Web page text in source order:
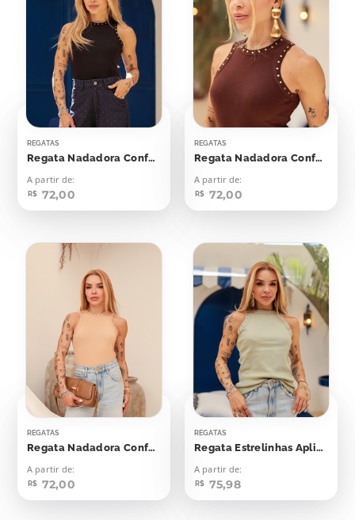
REGATAS
Regata Nadadora Confort Bolinhas Aplicação
A partir de:
R$ 72,00
REGATAS
Regata Nadadora Confort Bolinhas Aplicação
A partir de:
R$ 72,00
REGATAS
Regata Nadadora Confort Bolinhas Aplicação
A partir de:
R$ 72,00
REGATAS
Regata Estrelinhas Aplicação
A partir de:
R$ 75,98